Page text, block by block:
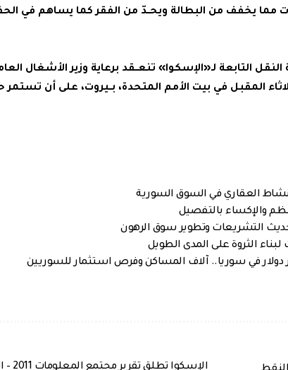
مما يخفف من البطالة ويحــدّ من الفقر كما يساهم في
التابعة لـ«الإسكوا» تنعــقد برعاية وزير الأشغال
العقاري في السوق السورية
التشريعات وتطوير سوق الرهون